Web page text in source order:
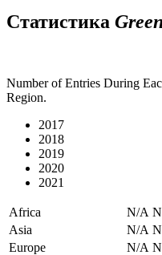
Статистика
Number of Entries During
Region.
2017
2018
2019
2020
2021
Africa N/A
Asia
N/A
Europe
N/A